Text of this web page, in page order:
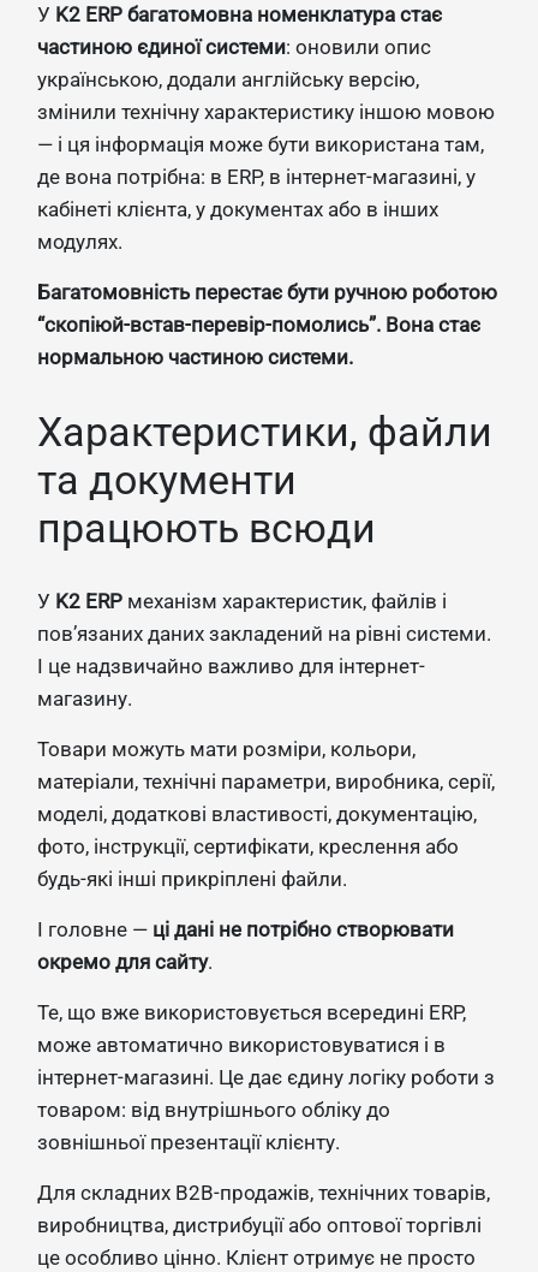
У K2 ERP багатомовна номенклатура стає
частиною єдиної системи: оновили опис
українською, додали англійську версію,
змінили технічну характеристику іншою мовою
— і ця інформація може бути використана там,
де вона потрібна: в ERP, в інтернет-магазині, у
кабінеті клієнта, у документах або в інших
модулях.
Багатомовність перестає бути ручною роботою
“скопіюй-встав-перевір-помолись”. Вона стає
нормальною частиною системи.
Характеристики, файли
та документи
працюють всюди
У K2 ERP механізм характеристик, файлів і
пов’язаних даних закладений на рівні системи.
І це надзвичайно важливо для інтернет-
магазину.
Товари можуть мати розміри, кольори,
матеріали, технічні параметри, виробника, серії,
моделі, додаткові властивості, документацію,
фото, інструкції, сертифікати, креслення або
будь-які інші прикріплені файли.
І головне — ці дані не потрібно створювати
окремо для сайту.
Те, що вже використовується всередині ERP,
може автоматично використовуватися і в
інтернет-магазині. Це дає єдину логіку роботи з
товаром: від внутрішнього обліку до
зовнішньої презентації клієнту.
Для складних B2B-продажів, технічних товарів,
виробництва, дистрибуції або оптової торгівлі
це особливо цінно. Клієнт отримує не просто